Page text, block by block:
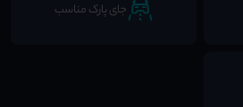
جای پارک مناسب